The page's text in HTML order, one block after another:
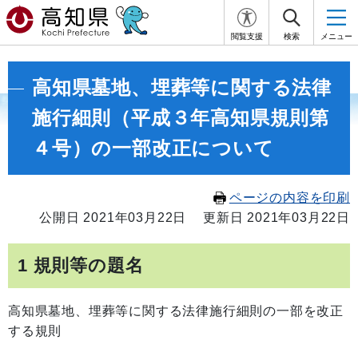
閲覧支援 検索 メニュー
高知県墓地、埋葬等に関する法律
施行細則（平成３年高知県規則第
４号）の一部改正について
ページの内容を印刷
公開日 2021年03月22日
更新日 2021年03月22日
1 規則等の題名
高知県墓地、埋葬等に関する法律施行細則の一部を改正
する規則